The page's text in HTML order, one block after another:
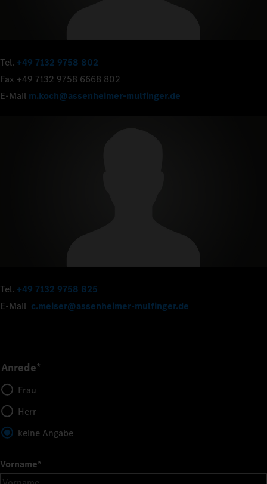
Tel. +49 7132 9758 802
Fax +49 7132 9758 6668 802
E-Mail m.koch@assenheimer-mulfinger.de
Tel. +49 7132 9758 825
E-Mail c.meiser@assenheimer-mulfinger.de
Anrede*
Frau
Herr
keine Angabe
Vorname*